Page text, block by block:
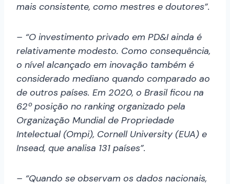
mais consistente, como mestres e doutores”.
– “O investimento privado em PD&I ainda é
relativamente modesto. Como consequência,
o nível alcançado em inovação também é
considerado mediano quando comparado ao
de outros países. Em 2020, o Brasil ficou na
62º posição no ranking organizado pela
Organização Mundial de Propriedade
Intelectual (Ompi), Cornell University (EUA) e
Insead, que analisa 131 países”.
– “Quando se observam os dados nacionais,